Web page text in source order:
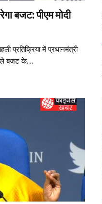
बजट: पीएम मोदी
प्रतिक्रिया में प्रधानमंत्री
बजट के…